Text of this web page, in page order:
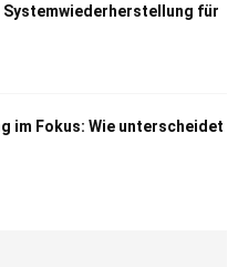
für
im Fokus: Wie unterscheidet